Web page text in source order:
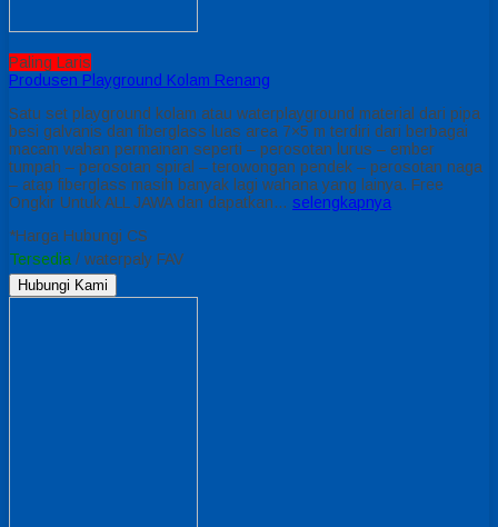
Paling Laris
Produsen Playground Kolam Renang
Satu set playground kolam atau waterplayground material dari pipa
besi galvanis dan fiberglass luas area 7×5 m terdiri dari berbagai
macam wahan permainan seperti – perosotan lurus – ember
tumpah – perosotan spiral – terowongan pendek – perosotan naga
– atap fiberglass masih banyak lagi wahana yang lainya. Free
Ongkir Untuk ALL JAWA dan dapatkan… selengkapnya
*Harga Hubungi CS
Tersedia / waterpaly FAV
Hubungi Kami